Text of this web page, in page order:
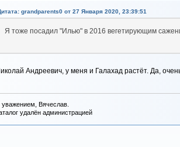
grandparents0 от 27 Января 2020, 23:39:51
Я тоже посадил "Илью" в 2016 вегетирующим
Андреевич, у меня и Галахад растёт. Да,
Вячеслав.
удалён администрацией